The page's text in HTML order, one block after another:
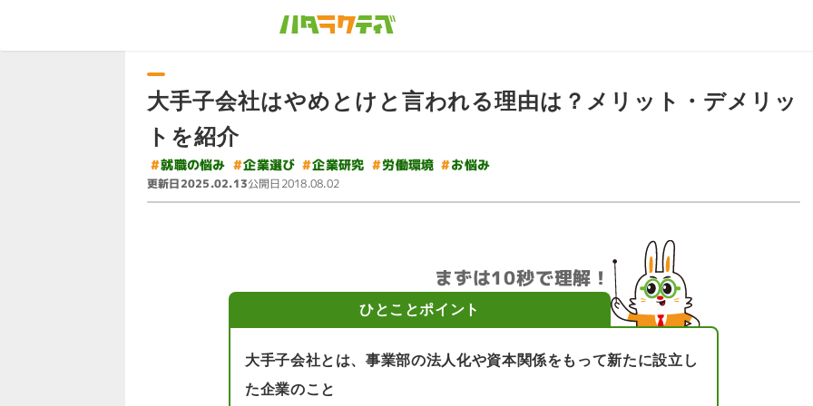
大手子会社はやめとけと言われる理由は？メリット・デメリッ
トを紹介
#就職の悩み #企業選び #企業研究 #労働環境 #お悩み
更新日2025.02.13公開日2018.08.02
まずは10秒で理解！
ひとことポイント
大手子会社とは、事業部の法人化や資本関係をもって新たに設立し
た企業のこと